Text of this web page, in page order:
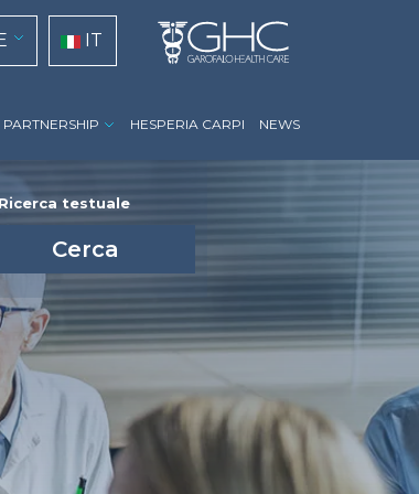
Select your language
IT
PARTNERSHIP HESPERIA CARPI NEWS
Ricerca testuale